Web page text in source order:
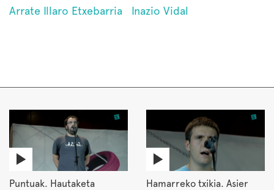
Arrate Illaro Etxebarria Inazio Vidal
Puntuak. Hautaketa
Hamarreko txikia. Asier